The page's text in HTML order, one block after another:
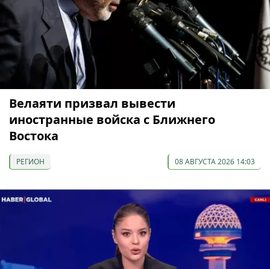
Велаяти призвал вывести
иностранные войска с Ближнего
Востока
РЕГИОН 08 АВГУСТА 2026 14:03